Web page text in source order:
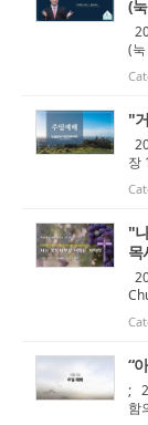
(
(
"
장
"
목
“
;
함